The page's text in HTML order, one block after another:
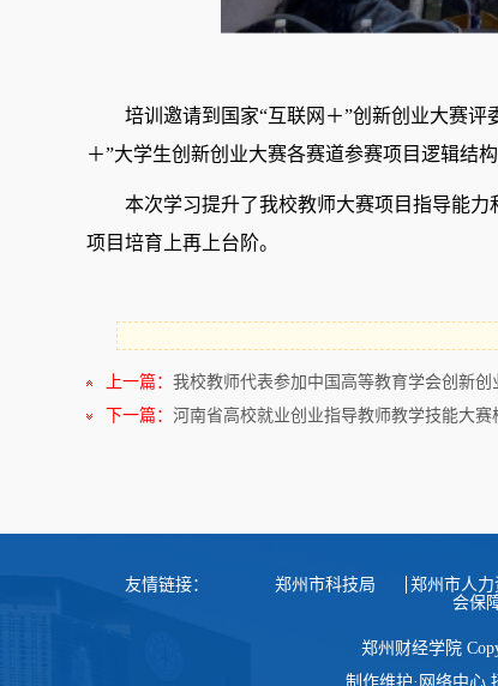
培训邀请到国家“互联网＋”创新创业大赛评
＋”大学生创新创业大赛各赛道参赛项目逻辑结
本次学习提升了我校教师大赛项目指导能
项目培育上再上台阶。
上一篇： 我校教师代表参加中国高等教育学会创新
下一篇： 河南省高校就业创业指导教师教学技能大赛
友情链接： 郑州市科技局
郑州市人
会保
郑州财经学院
制作维护·网络中心